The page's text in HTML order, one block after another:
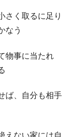
さく取るに足り
なう
物事に当たれ
ば、自分も相手
えない家には自